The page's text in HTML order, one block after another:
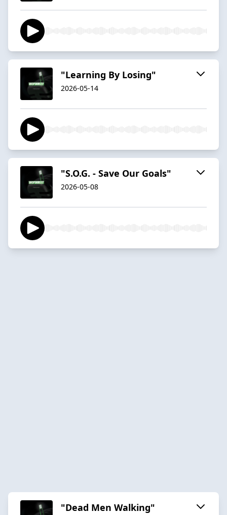
"Learning By Losing"
2026-05-14
"S.O.G. - Save Our Goals"
2026-05-08
"Dead Men Walking"